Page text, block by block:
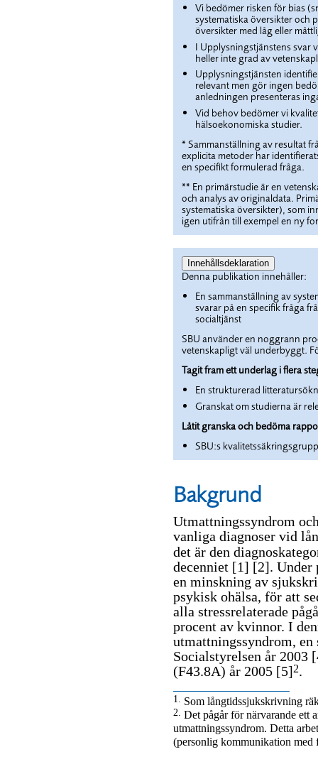
Vi bedömer risken för bias
systematiska översikter och
översikter med låg eller
I Upplysningstjänstens svar
heller inte grad av
Upplysningstjänsten
relevant men gör ingen
anledningen presenteras
Vid behov bedömer vi
hälsoekonomiska studier.
* Sammanställning av resultat
explicita metoder har
en specifikt formulerad fråga.
** En primärstudie är en
och analys av originaldata.
systematiska översikter), som
igen utifrån till exempel en ny
Innehållsdeklaration
Denna publikation innehåller:
En sammanställning av
svarar på en specifik fråga
socialtjänst
SBU använder en noggrann
vetenskapligt väl underbyggt.
Tagit fram ett underlag i flera
En strukturerad
Granskat om studierna är
Låtit granska och bedöma
SBU:s
Bakgrund
Utmattningssyndrom
vanliga diagnoser vid
det är den
decenniet [1] [2]. Under
en minskning av
psykisk ohälsa, för att
alla stressrelaterade
procent av kvinnor. I
utmattningssyndrom, en
Socialstyrelsen år 2003
(F43.8A) år 2005 [5]2.
1. Som långtidssjukskrivning
2. Det pågår för närvarande ett
utmattningssyndrom. Detta
(personlig kommunikation